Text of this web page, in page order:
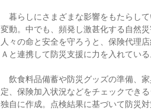
暮らしにさまざまな影響をもたらして
変動。中でも、頻発し激甚化する自然災
人々の命と安全を守ろうと、保険代理店
Ａと連携して防災支援に力を入れている
飲食料品備蓄や防災グッズの準備、家
定、保険加入状況などをチェックでき
独自に作成。点検結果に基づいて防災対